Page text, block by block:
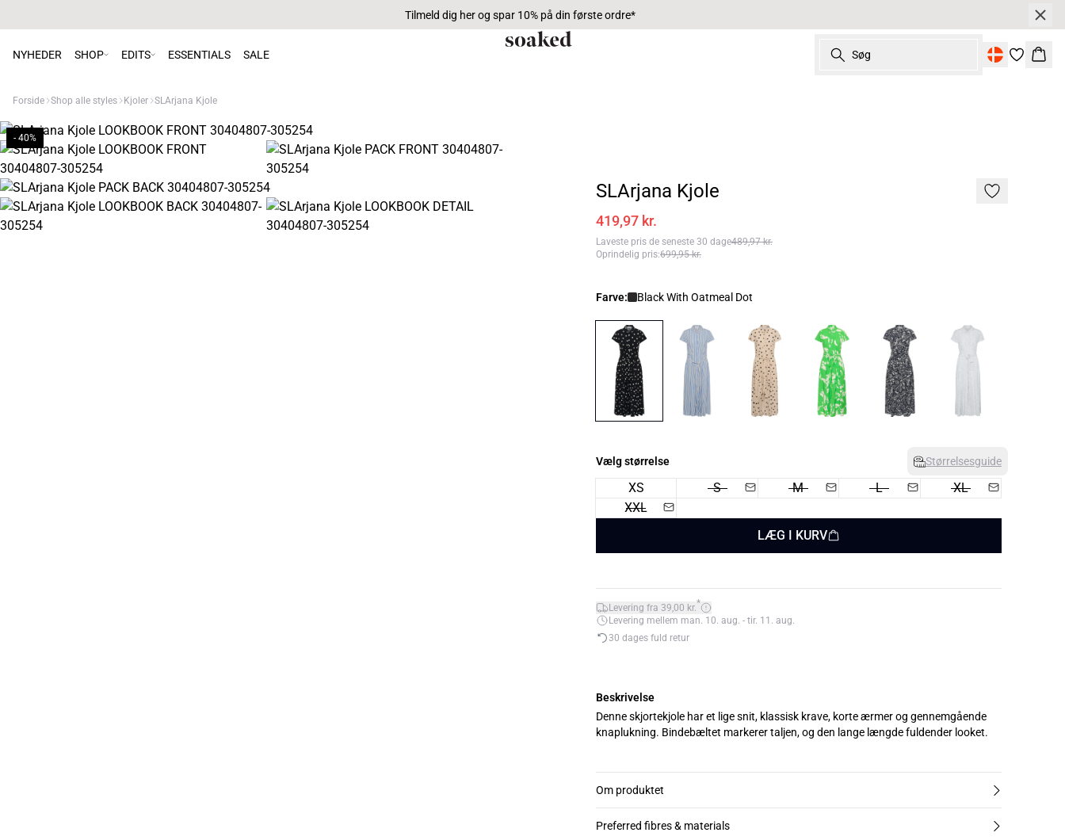
Tilmeld dig her og spar 10% på din første ordre*
NYHEDER SHOP EDITS ESSENTIALS SALE Søg
Kurv
Forside Shop alle styles Kjoler SLArjana Kjole
- 40%
SLArjana Kjole
419,97 kr.
Laveste pris de seneste 30 dage489,97 kr.
Oprindelig pris:699,95 kr.
Farve: Black With Oatmeal Dot
Vælg størrelse Størrelsesguide
XS S M L
XL
XXL
LÆG I KURV
Levering fra 39,00 kr.*
Levering mellem man. 10. aug. - tir. 11. aug.
30 dages fuld retur
Beskrivelse
Denne skjortekjole har et lige snit, klassisk krave, korte ærmer og gennemgående
knaplukning. Bindebæltet markerer taljen, og den lange længde fuldender looket.
Om produktet
Preferred fibres & materials